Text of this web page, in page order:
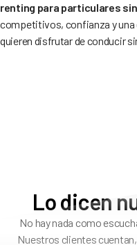
renting para particulares
competitivos, confianza y una
quieren disfrutar de conducir
Lo dicen
No hay nada como
Nuestros clientes